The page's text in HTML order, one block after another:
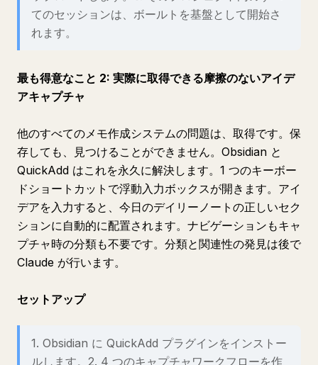
てのセッションは、ボールトを基盤として開始さ
れます。
最も得意なこと 2: 実際に取得できる摩擦のないアイデ
アキャプチャ
他のすべてのメモ作成システムの問題は、取得です。保
存しても、見つけることができません。Obsidian と
QuickAdd はこれを永久に解決します。1 つのキーボー
ドショートカットで浮動入力ボックスが開きます。アイ
デアを入力すると、今日のデイリーノートの正しいセク
ションに自動的に配置されます。ナビゲーションもキャ
プチャ時の分類も不要です。分類と関連性の発見は後で
Claude が行います。
セットアップ
1. Obsidian に QuickAdd プラグインをインストー
ルします。2. 4 つのキャプチャワークフローを作